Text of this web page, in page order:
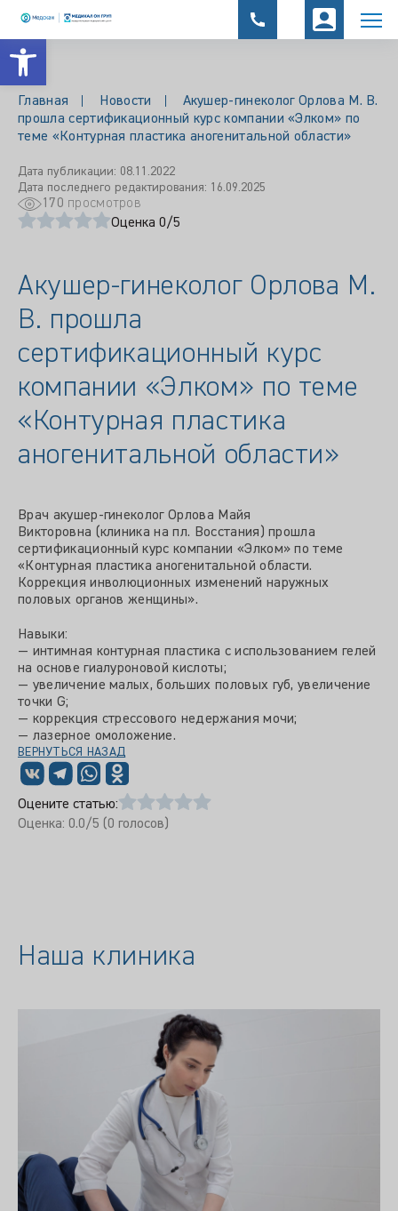
Открыть панель инструментов
Главная Новости
Акушер-гинеколог Орлова М. В.
прошла сертификационный курс компании «Элком» по
теме «Контурная пластика аногенитальной области»
Дата публикации: 08.11.2022
Дата последнего редактирования: 16.09.2025
170 просмотров
Оценка 0/5
Акушер-гинеколог Орлова М.
В. прошла
сертификационный курс
компании «Элком» по теме
«Контурная пластика
аногенитальной области»
Врач акушер-гинеколог Орлова Майя
Викторовна (клиника на пл. Восстания) прошла
сертификационный курс компании «Элком» по теме
«Контурная пластика аногенитальной области.
Коррекция инволюционных изменений наружных
половых органов женщины».
Навыки:
— интимная контурная пластика с использованием гелей
на основе гиалуроновой кислоты;
— увеличение малых, больших половых губ, увеличение
точки G;
— коррекция стрессового недержания мочи;
— лазерное омоложение.
ВЕРНУТЬСЯ НАЗАД
Оцените статью:
Оценка: 0.0/5 (0 голосов)
Наша клиника